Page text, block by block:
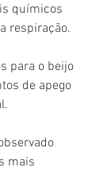
químicos
respiração.
para o beijo
de apego
mais